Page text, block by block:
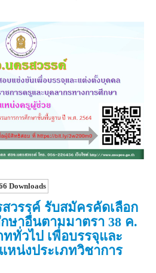
Downloads
วรรค์ รับสมัครคัดเลือก
ษาอื่นตามมาตรา 38 ค.
ทั่วไป เพื่อบรรจุและ
หน่งประเภทวิชาการ